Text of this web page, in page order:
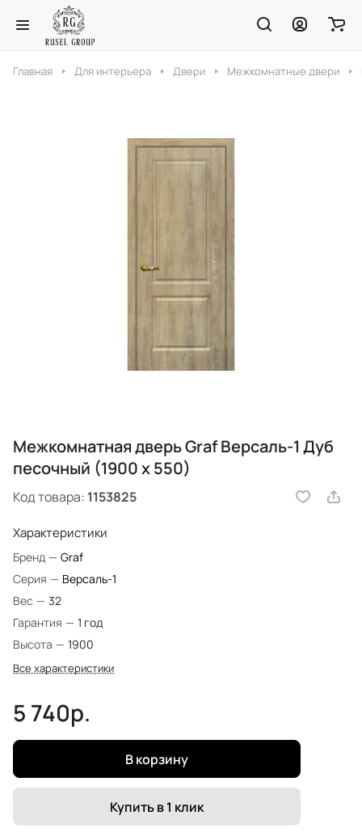
Главная Для интерьера Двери Межкомнатные двери
Межкомнатная дверь Graf Версаль-1 Дуб
песочный (1900 х 550)
Код товара: 1153825
Характеристики
Бренд — Graf
Серия — Версаль-1
Вес — 32
Гарантия — 1 год
Высота — 1900
Все характеристики
5 740р.
В корзину
Купить в 1 клик